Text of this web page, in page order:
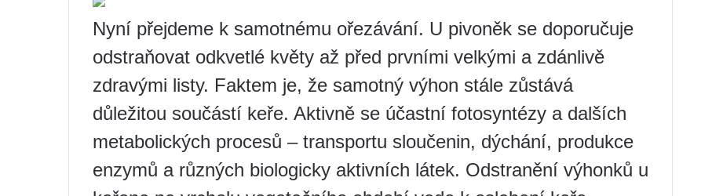
Nyní přejdeme k samotnému ořezávání. U pivoněk se doporučuje
odstraňovat odkvetlé květy až před prvními velkými a zdánlivě
zdravými listy. Faktem je, že samotný výhon stále zůstává
důležitou součástí keře. Aktivně se účastní fotosyntézy a dalších
metabolických procesů – transportu sloučenin, dýchání, produkce
enzymů a různých biologicky aktivních látek. Odstranění výhonků u